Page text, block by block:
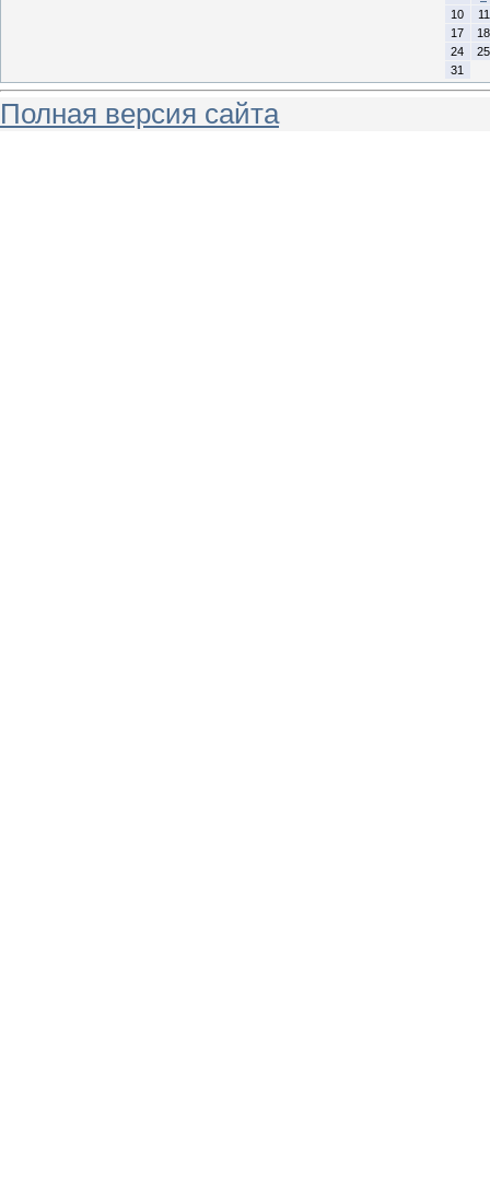
10
11
17
18
24
25
31
Полная версия сайта